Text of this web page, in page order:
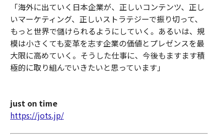
「海外に出ていく日本企業が、正しいコンテンツ、正し
いマーケティング、正しいストラテジーで振り切って、
もっと世界で儲けられるようにしていく。あるいは、規
模は小さくても変革を志す企業の価値とプレゼンスを最
大限に高めていく。そうした仕事に、今後もますます積
極的に取り組んでいきたいと思っています」
just on time
https://jots.jp/